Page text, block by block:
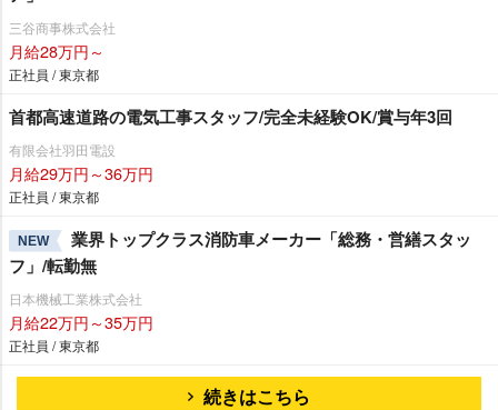
三谷商事株式会社
月給28万円～
正社員 / 東京都
首都高速道路の電気工事スタッフ/完全未経験OK/賞与年3回
有限会社羽田電設
月給29万円～36万円
正社員 / 東京都
NEW
業界トップクラス消防車メーカー「総務・営繕スタッ
フ」/転勤無
日本機械工業株式会社
月給22万円～35万円
正社員 / 東京都
続きはこちら